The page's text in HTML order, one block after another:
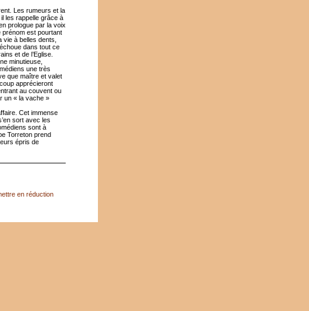
Les rumeurs et la
les rappelle grâce à
prologue par la voix
prénom est pourtant
à belles dents,
dans tout ce
et de l’Eglise.
minutieuse,
une très
que maître et valet
apprécieront
au couvent ou
un « la vache »
Cet immense
sort avec les
sont à
Torreton prend
épris de
en réduction